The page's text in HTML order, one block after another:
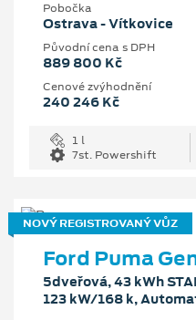
Pobočka
Ostrava - Vítkovice
Původní cena s DPH
889 800 Kč
Cenové zvýhodnění
240 246 Kč
1 l
7st. Powershift
NOVÝ REGISTROVANÝ VŮZ
Ford Puma
5dveřová, 43 kWh
123 kW/168 k,